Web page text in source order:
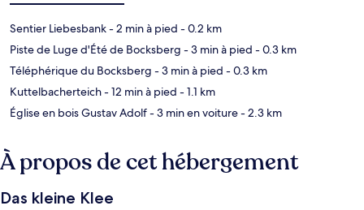
Sentier Liebesbank- 2 min à pied - 0.2 km
Piste de Luge d'Été de Bocksberg - 3 min à pied - 0.3 km
Téléphérique du Bocksberg - 3 min à pied - 0.3 km
Kuttelbacherteich- 12 min à pied - 1.1 km
Église en bois Gustav Adolf- 3 min en voiture- 2.3 km
À propos de cet hébergement
Das kleine Klee